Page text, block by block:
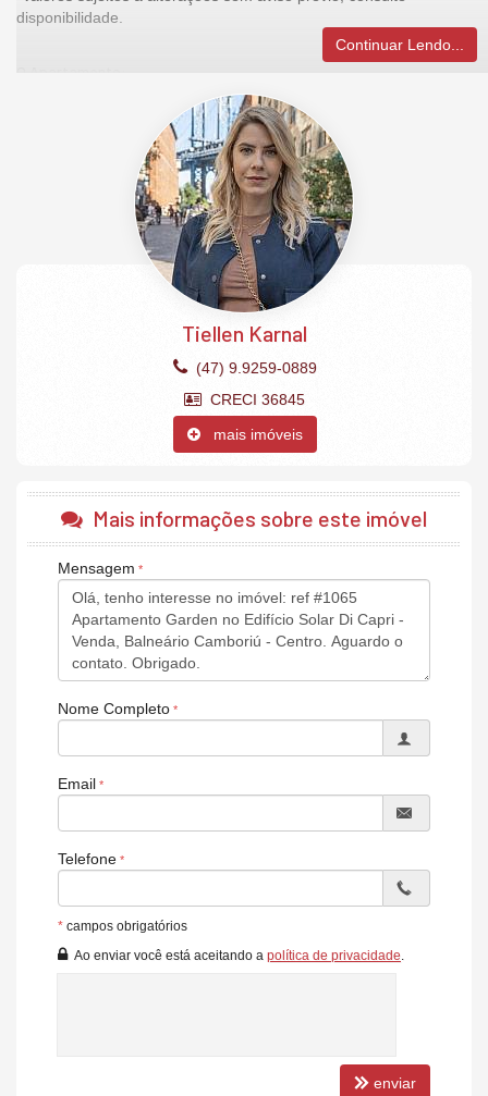
disponibilidade.
O Apartamento:
Espera para split
Acabamentos em gesso
2 vagas garagem privativas.
Piscina.
Continuar Lendo...
Tiellen Karnal
(47) 9.9259-0889
CRECI 36845
mais imóveis
Mais informações sobre este imóvel
Mensagem
Nome Completo
Email
Telefone
* campos obrigatórios
Ao enviar você está aceitando a política de privacidade
enviar